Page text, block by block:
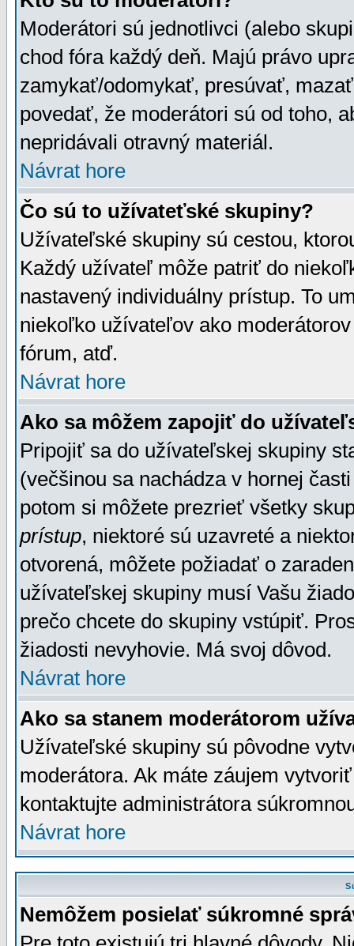
Moderátori sú jednotlivci (alebo
chod fóra každý deň. Majú právo
zamykať/odomykať, presúvať,
povedať, že moderátori sú od toho,
nepridávali otravný materiál.
Návrat hore
Čo sú to užívateťské skupiny?
Užívateľské skupiny sú cestou,
Každý užívateľ môže patriť do
nastavený individuálny prístup. To
niekoľko užívateľov ako
fórum, atď.
Návrat hore
Ako sa môžem zapojiť do
Pripojiť sa do užívateľskej skupiny
(večšinou sa nachádza v hornej
potom si môžete prezrieť všetky
prístup, niektoré sú uzavreté a
otvorená, môžete požiadať o
užívateľskej skupiny musí Vašu
prečo chcete do skupiny vstúpiť.
žiadosti nevyhovie. Má svoj dôvod.
Návrat hore
Ako sa stanem moderátorom
Užívateľské skupiny sú pôvodne
moderátora. Ak máte záujem
kontaktujte administrátora
Návrat hore
Nemôžem posielať súkromné